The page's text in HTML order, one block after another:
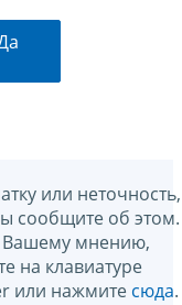
или неточность,
сообщите об этом.
Вашему мнению,
на клавиатуре
или нажмите сюда.